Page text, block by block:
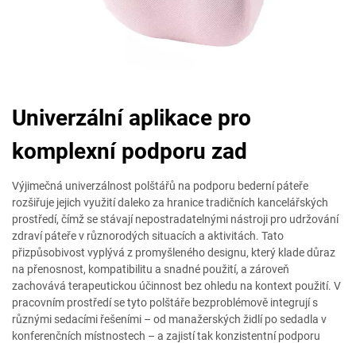
Univerzální aplikace pro
komplexní podporu zad
Výjimečná univerzálnost polštářů na podporu bederní páteře
rozšiřuje jejich využití daleko za hranice tradičních kancelářských
prostředí, čímž se stávají nepostradatelnými nástroji pro udržování
zdraví páteře v různorodých situacích a aktivitách. Tato
přizpůsobivost vyplývá z promyšleného designu, který klade důraz
na přenosnost, kompatibilitu a snadné použití, a zároveň
zachovává terapeutickou účinnost bez ohledu na kontext použití. V
pracovním prostředí se tyto polštáře bezproblémově integrují s
různými sedacími řešeními – od manažerských židlí po sedadla v
konferenčních místnostech – a zajistí tak konzistentní podporu